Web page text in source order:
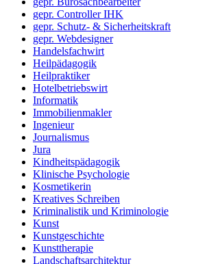
gepr. Controller IHK
gepr. Schutz- & Sicherheitskraft
gepr. Webdesigner
Handelsfachwirt
Heilpädagogik
Heilpraktiker
Hotelbetriebswirt
Informatik
Immobilienmakler
Ingenieur
Journalismus
Jura
Kindheitspädagogik
Klinische Psychologie
Kosmetikerin
Kreatives Schreiben
Kriminalistik und Kriminologie
Kunst
Kunstgeschichte
Kunsttherapie
Landschaftsarchitektur